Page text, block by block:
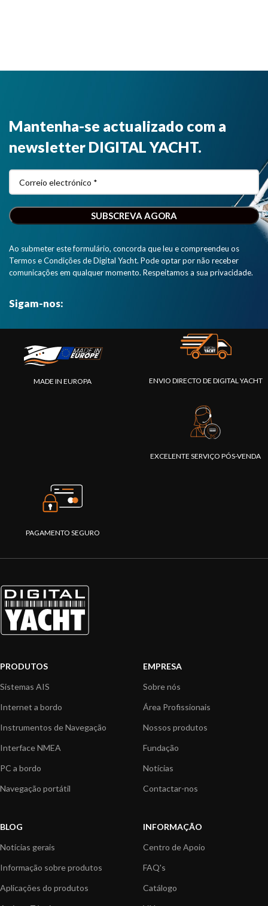
Mantenha-se actualizado com a
newsletter DIGITAL YACHT.
Ao submeter este formulário, concorda que leu e compreendeu os
Termos e Condições de Digital Yacht. Pode optar por não receber
comunicações em qualquer momento. Respeitamos a sua privacidade.
Sigam-nos:
MADE IN EUROPA ENVIO DIRECTO DE DIGITAL YACHT
EXCELENTE SERVIÇO PÓS-VENDA
PAGAMENTO SEGURO
PRODUTOS
Sistemas AIS
Internet a bordo
Instrumentos de Navegação
Interface NMEA
PC a bordo
Navegação portátil
EMPRESA
Sobre nós
Área Profissionais
Nossos produtos
Fundação
Notícias
Contactar-nos
BLOG
Notícias gerais
Informação sobre produtos
Aplicações do produtos
INFORMAÇÃO
Centro de Apoio
FAQ's
Catálogo